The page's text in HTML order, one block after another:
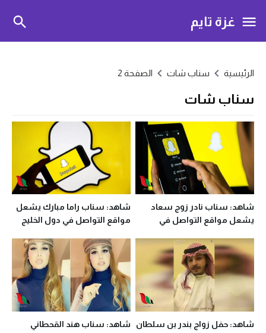
غزة تايم
الرئيسية سناب شات الصفحة 2
سناب شات
شاهد: سناب نادر زوج سعاد
يشعل مواقع التواصل في
شاهد: سناب راما مبارك يشعل
مواقع التواصل في دول الخليج
شاهد: حفل زواج بندر بن سلطان
شاهد: سناب هند القحطاني